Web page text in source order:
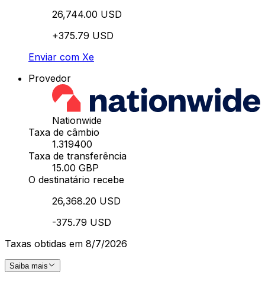
26,744.00 USD
+375.79 USD
Enviar com Xe
Provedor
Nationwide
Taxa de câmbio
1.319400
Taxa de transferência
15.00 GBP
O destinatário recebe
26,368.20 USD
-375.79 USD
Taxas obtidas em 8/7/2026
Saiba mais